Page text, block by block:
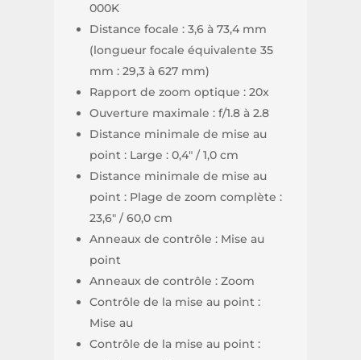
000K
Distance focale : 3,6 à 73,4 mm
(longueur focale équivalente 35
mm : 29,3 à 627 mm)
Rapport de zoom optique : 20x
Ouverture maximale : f/1.8 à 2.8
Distance minimale de mise au
point : Large : 0,4″ / 1,0 cm
Distance minimale de mise au
point : Plage de zoom complète :
23,6″ / 60,0 cm
Anneaux de contrôle : Mise au
point
Anneaux de contrôle : Zoom
Contrôle de la mise au point :
Mise au
Contrôle de la mise au point :